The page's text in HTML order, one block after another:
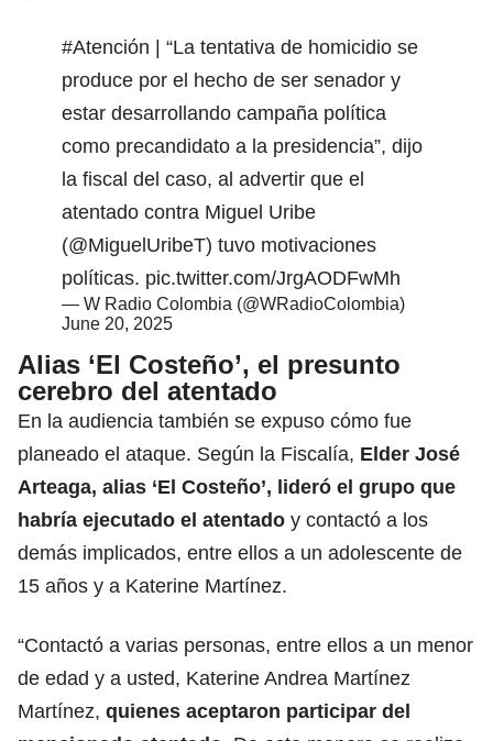
#Atención | “La tentativa de homicidio se
produce por el hecho de ser senador y
estar desarrollando campaña política
como precandidato a la presidencia”, dijo
la fiscal del caso, al advertir que el
atentado contra Miguel Uribe
(@MiguelUribeT) tuvo motivaciones
políticas. pic.twitter.com/JrgAODFwMh
— W Radio Colombia (@WRadioColombia)
June 20, 2025
Alias ‘El Costeño’, el presunto
cerebro del atentado
En la audiencia también se expuso cómo fue
planeado el ataque. Según la Fiscalía, Elder José
Arteaga, alias ‘El Costeño’, lideró el grupo que
habría ejecutado el atentado y contactó a los
demás implicados, entre ellos a un adolescente de
15 años y a Katerine Martínez.
“Contactó a varias personas, entre ellos a un menor
de edad y a usted, Katerine Andrea Martínez
Martínez, quienes aceptaron participar del